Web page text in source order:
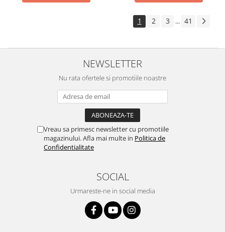
1 2 3 ... 41
NEWSLETTER
Nu rata ofertele si promotiile noastre
Vreau sa primesc newsletter cu promotiile
magazinului. Afla mai multe in Politica de
Confidentialitate
SOCIAL
Urmareste-ne in social media